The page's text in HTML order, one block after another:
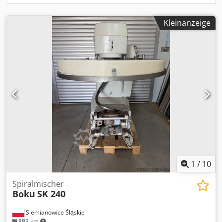
Kleinanzeige
1 / 10
Siemianowice Śląskie
Spiralmischer
Boku SK 240